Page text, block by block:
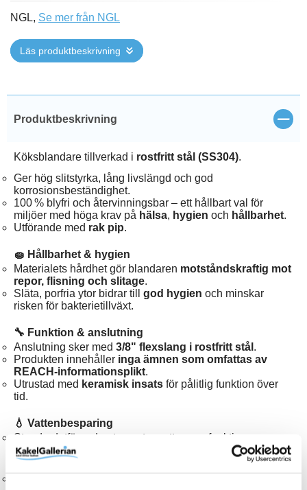
NGL, Se mer från NGL
Läs produktbeskrivning
Produktbeskrivning Stäng
Köksblandare tillverkad i rostfritt stål (SS304).
Ger hög slitstyrka, lång livslängd och god
korrosionsbeständighet.
100 % blyfri och återvinningsbar – ett hållbart val för
miljöer med höga krav på hälsa, hygien och hållbarhet.
Utförande med rak pip.
🧽 Hållbarhet & hygien
Materialets hårdhet gör blandaren motståndskraftig mot
repor, flisning och slitage.
Släta, porfria ytor bidrar till god hygien och minskar
risken för bakterietillväxt.
🔧 Funktion & anslutning
Anslutning sker med 3/8" flexslang i rostfritt stål .
Produkten innehåller inga ämnen som omfattas av
REACH‑informationsplikt.
Utrustad med keramisk insats för pålitlig funktion över
tid.
💧 Vattenbesparing
Standardutförande utan extra vattensparfunktion.
📜 Certifiering